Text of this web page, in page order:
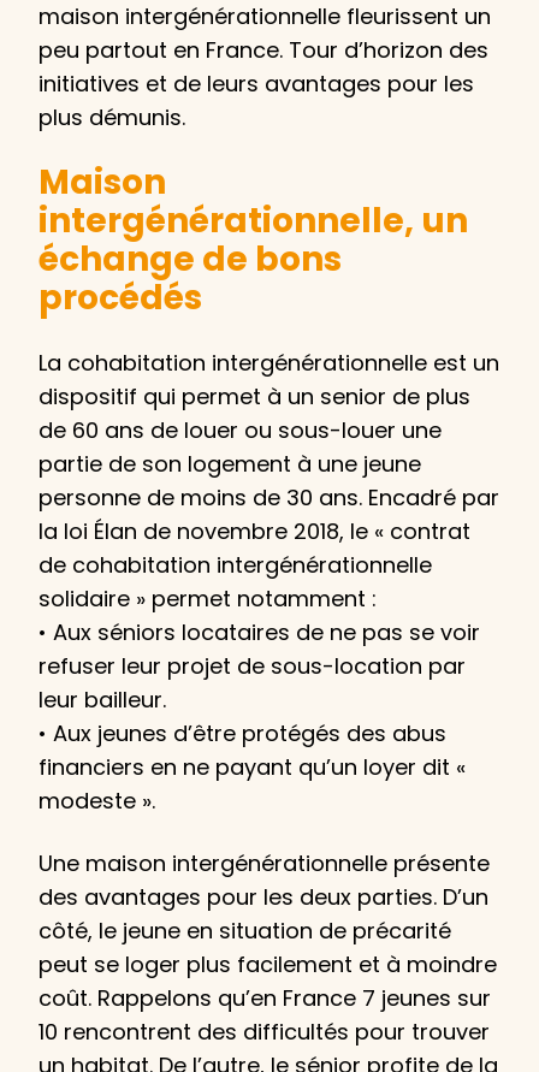
maison intergénérationnelle fleurissent un
peu partout en France. Tour d’horizon des
initiatives et de leurs avantages pour les
plus démunis.
Maison
intergénérationnelle, un
échange de bons
procédés
La cohabitation intergénérationnelle est un
dispositif qui permet à un senior de plus
de 60 ans de louer ou sous-louer une
partie de son logement à une jeune
personne de moins de 30 ans. Encadré par
la loi Élan de novembre 2018, le « contrat
de cohabitation intergénérationnelle
solidaire » permet notamment :
• Aux séniors locataires de ne pas se voir
refuser leur projet de sous-location par
leur bailleur.
• Aux jeunes d’être protégés des abus
financiers en ne payant qu’un loyer dit «
modeste ».
Une maison intergénérationnelle présente
des avantages pour les deux parties. D’un
côté, le jeune en situation de précarité
peut se loger plus facilement et à moindre
coût. Rappelons qu’en France 7 jeunes sur
10 rencontrent des difficultés pour trouver
un habitat. De l’autre, le sénior profite de la